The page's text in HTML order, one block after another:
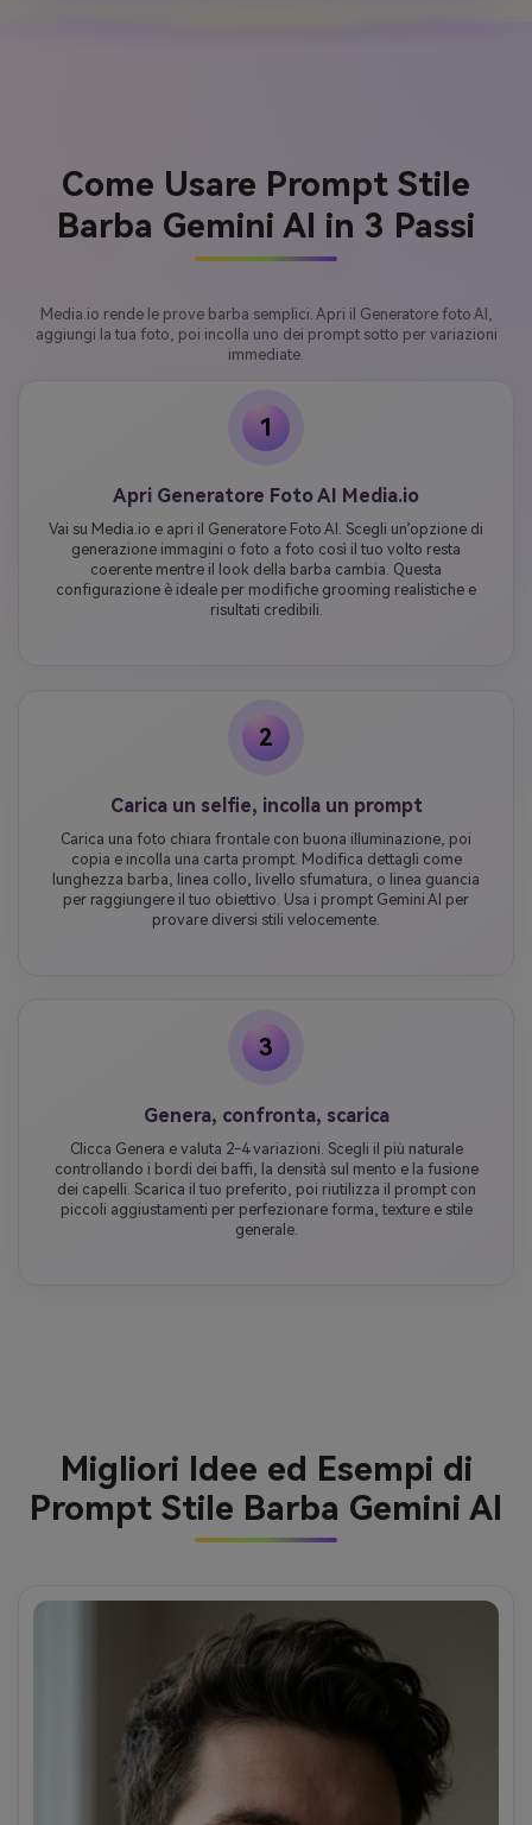
Come Usare Prompt Stile
Barba Gemini AI in 3 Passi
Media.io rende le prove barba semplici. Apri il Generatore foto AI,
aggiungi la tua foto, poi incolla uno dei prompt sotto per variazioni
immediate.
1
Apri Generatore Foto AI Media.io
Vai su Media.io e apri il Generatore Foto AI. Scegli un’opzione di
generazione immagini o foto a foto così il tuo volto resta
coerente mentre il look della barba cambia. Questa
configurazione è ideale per modifiche grooming realistiche e
risultati credibili.
2
Carica un selfie, incolla un prompt
Carica una foto chiara frontale con buona illuminazione, poi
copia e incolla una carta prompt. Modifica dettagli come
lunghezza barba, linea collo, livello sfumatura, o linea guancia
per raggiungere il tuo obiettivo. Usa i prompt Gemini AI per
provare diversi stili velocemente.
3
Genera, confronta, scarica
Clicca Genera e valuta 2-4 variazioni. Scegli il più naturale
controllando i bordi dei baffi, la densità sul mento e la fusione
dei capelli. Scarica il tuo preferito, poi riutilizza il prompt con
piccoli aggiustamenti per perfezionare forma, texture e stile
generale.
Migliori Idee ed Esempi di
Prompt Stile Barba Gemini AI